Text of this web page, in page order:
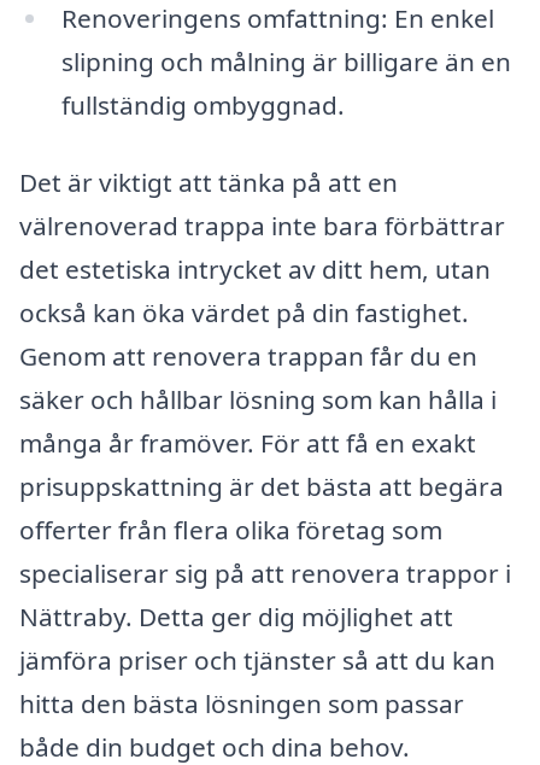
Renoveringens omfattning: En enkel
slipning och målning är billigare än en
fullständig ombyggnad.
Det är viktigt att tänka på att en
välrenoverad trappa inte bara förbättrar
det estetiska intrycket av ditt hem, utan
också kan öka värdet på din fastighet.
Genom att renovera trappan får du en
säker och hållbar lösning som kan hålla i
många år framöver. För att få en exakt
prisuppskattning är det bästa att begära
offerter från flera olika företag som
specialiserar sig på att renovera trappor i
Nättraby. Detta ger dig möjlighet att
jämföra priser och tjänster så att du kan
hitta den bästa lösningen som passar
både din budget och dina behov.